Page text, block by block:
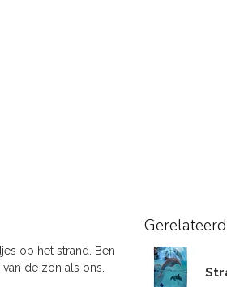
op het strand. Ben
de zon als ons.